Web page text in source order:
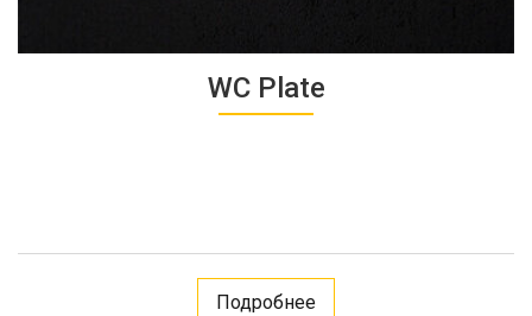
WC Plate
Подробнее